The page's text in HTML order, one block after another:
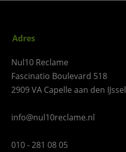
Adres
Nul10 Reclame
Fascinatio Boulevard 518
2909 VA Capelle aan den IJssel
info@nul10reclame.nl
010 - 281 08 05